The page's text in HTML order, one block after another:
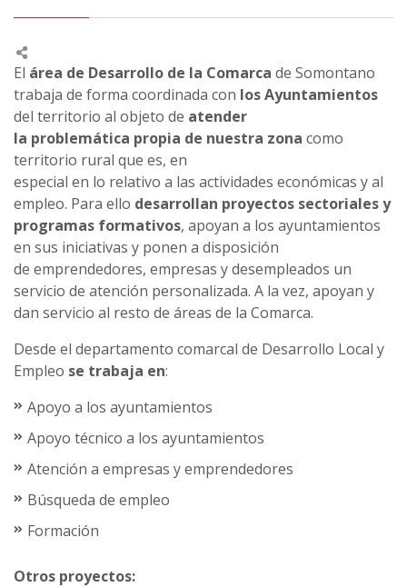
El área de Desarrollo de la Comarca de Somontano
trabaja de forma coordinada con los Ayuntamientos
del territorio al objeto de atender
la problemática propia de nuestra zona como
territorio rural que es, en
especial en lo relativo a las actividades económicas y al
empleo. Para ello desarrollan proyectos sectoriales y
programas formativos, apoyan a los ayuntamientos
en sus iniciativas y ponen a disposición
de emprendedores, empresas y desempleados un
servicio de atención personalizada. A la vez, apoyan y
dan servicio al resto de áreas de la Comarca.
Desde el departamento comarcal de Desarrollo Local y
Empleo se trabaja en:
Apoyo a los ayuntamientos
Apoyo técnico a los ayuntamientos
Atención a empresas y emprendedores
Búsqueda de empleo
Formación
Otros proyectos: